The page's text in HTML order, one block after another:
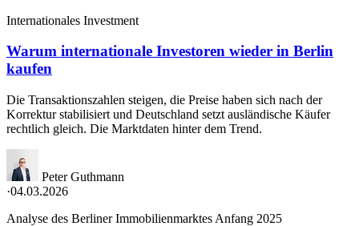
Internationales Investment
Warum internationale Investoren wieder in Berlin
kaufen
Die Transaktionszahlen steigen, die Preise haben sich nach der
Korrektur stabilisiert und Deutschland setzt ausländische Käufer
rechtlich gleich. Die Marktdaten hinter dem Trend.
Peter Guthmann
·04.03.2026
Analyse des Berliner Immobilienmarktes Anfang 2025